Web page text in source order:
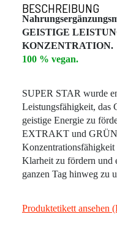
BESCHREIBUNG
GEISTIGE
KONZENTRATION.
100 % vegan.
SUPER STAR wurde
Leistungsfähigkeit, das
geistige Energie zu
EXTRAKT und
Konzentrationsfähigkeit
Klarheit zu fördern und
ganzen Tag hinweg zu
Produktetikett ansehen